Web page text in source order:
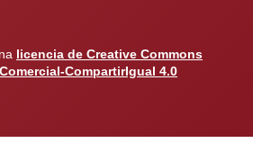
licencia de Creative Commons
CompartirIgual 4.0